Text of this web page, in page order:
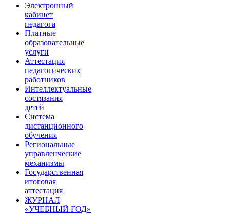
Электронный
кабинет
педагога
Платные
образовательные
услуги
Аттестация
педагогических
работников
Интеллектуальные
состязания
детей
Система
дистанционного
обучения
Региональные
управленческие
механизмы
Государственная
итоговая
аттестация
ЖУРНАЛ
«УЧЕБНЫЙ ГОД»